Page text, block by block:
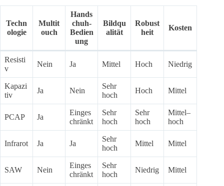
Techn
ologie
Multit
ouch
Hands
chuh-
Bedien
ung
Bildqu
alität
Robust
heit
Kosten
Resisti
v
Nein Ja Mittel Hoch Niedrig
Kapazi
tiv
Ja Nein
Sehr
hoch
Hoch Mittel
PCAP Ja
Einges
chränkt
Sehr
hoch
Sehr
hoch
Mittel–
hoch
Infrarot Ja Ja
Sehr
hoch
Mittel Mittel
SAW Nein
Einges
chränkt
Sehr
hoch
Niedrig Mittel